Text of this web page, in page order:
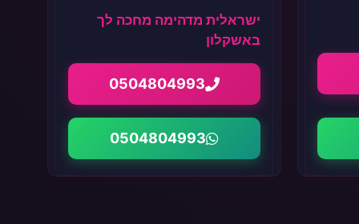
ישראלית מדהימה מחכה לך
באשקלון
0504804993
0504804993